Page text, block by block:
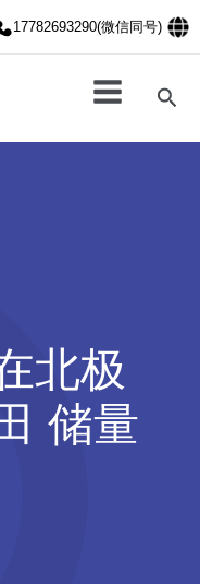
17782693290(微信同号)
搜
索
北极
储量